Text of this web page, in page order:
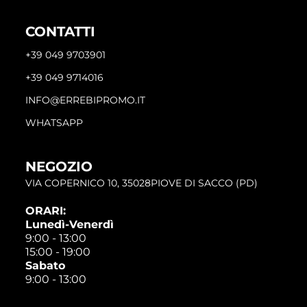
CONTATTI
+39 049 9703901
+39 049 9714016
INFO@ERREBIPROMO.IT
WHATSAPP
NEGOZIO
VIA COPERNICO 10, 35028PIOVE DI SACCO (PD)
ORARI:
Lunedì-Venerdì
9:00 - 13:00
15:00 - 19:00
Sabato
9:00 - 13:00